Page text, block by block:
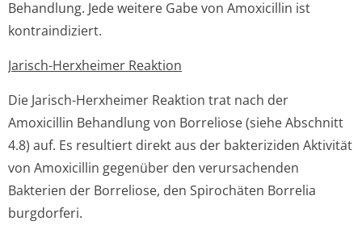
Behandlung. Jede weitere Gabe von Amoxicillin ist
kontraindiziert.
Jarisch-Herxheimer Reaktion
Die Jarisch-Herxheimer Reaktion trat nach der
Amoxicillin Behandlung von Borreliose (siehe Abschnitt
4.8) auf. Es resultiert direkt aus der bakteriziden Aktivität
von Amoxicillin gegenüber den verursachenden
Bakterien der Borreliose, den Spirochäten Borrelia
burgdorferi.